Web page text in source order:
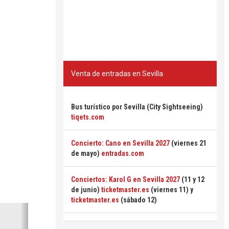
Siguiente
Venta de entradas en Sevilla
Bus turístico por Sevilla (City Sightseeing)
tiqets.com
Concierto: Cano en Sevilla 2027 (viernes 21
de mayo) entradas.com
Conciertos: Karol G en Sevilla 2027 (11 y 12
de junio) ticketmaster.es (viernes 11) y
ticketmaster.es (sábado 12)